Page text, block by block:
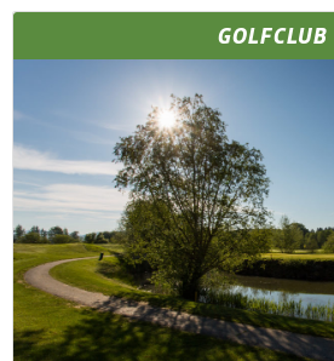
GOLFCLUB